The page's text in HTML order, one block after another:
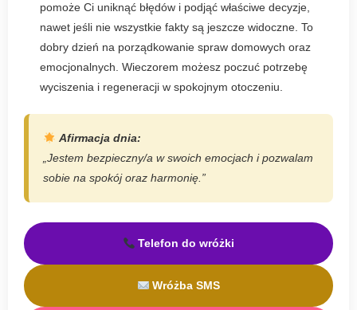
pomoże Ci uniknąć błędów i podjąć właściwe decyzje,
nawet jeśli nie wszystkie fakty są jeszcze widoczne. To
dobry dzień na porządkowanie spraw domowych oraz
emocjonalnych. Wieczorem możesz poczuć potrzebę
wyciszenia i regeneracji w spokojnym otoczeniu.
Afirmacja dnia:
„Jestem bezpieczny/a w swoich emocjach i pozwalam
sobie na spokój oraz harmonię.”
Telefon do wróżki
Wróżba SMS